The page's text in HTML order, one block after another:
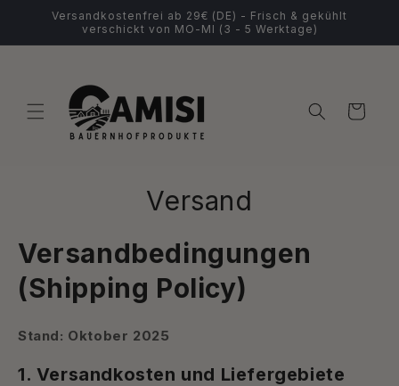
zumVersandkostenfrei ab 29€ (DE) - Frisch & gekühlt
verschickt von MO-MI (3 - 5 Werktage)
Warenkorb
Versand
Versandbedingungen
(Shipping Policy)
Stand: Oktober 2025
1. Versandkosten und Liefergebiete